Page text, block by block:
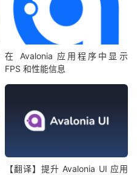
在 Avalonia 应用程序中显示
FPS 和性能信息
【翻译】提升 Avalonia UI 应用